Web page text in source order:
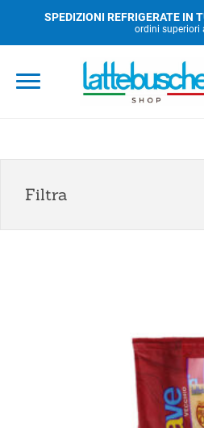
SPEDIZIONI REFRIGERATE IN
ordini superiori
Filtra